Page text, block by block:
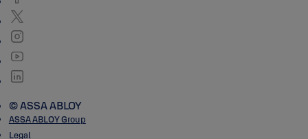
© ASSA ABLOY
ASSA ABLOY Group
Legal